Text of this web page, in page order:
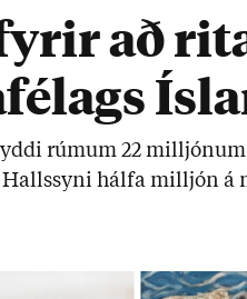
að
rúm­um 22
Halls­syni hálfa millj­ón á